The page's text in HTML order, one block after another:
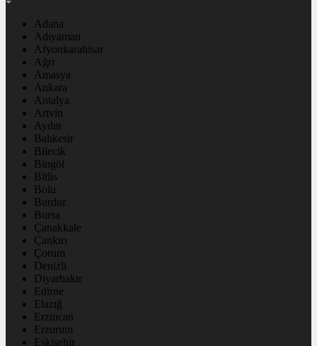
Adana
Adıyaman
Afyonkarahisar
Ağrı
Amasya
Ankara
Antalya
Artvin
Aydın
Balıkesir
Bilecik
Bingöl
Bitlis
Bolu
Burdur
Bursa
Çanakkale
Çankırı
Çorum
Denizli
Diyarbakır
Edirne
Elazığ
Erzincan
Erzurum
Eskişehir